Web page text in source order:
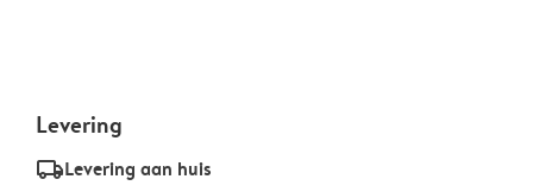
Levering
delivery_standard_v2Levering aan huis